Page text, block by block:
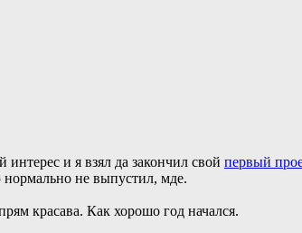
и я взял да закончил свой первый
не выпустил, мде.
красава. Как хорошо год начался.